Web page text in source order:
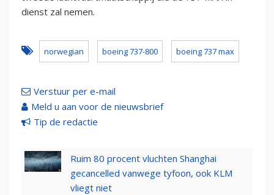
dienst zal nemen.
norwegian boeing 737-800 boeing 737 max
Verstuur per e-mail
Meld u aan voor de nieuwsbrief
Tip de redactie
Ruim 80 procent vluchten Shanghai
gecancelled vanwege tyfoon, ook KLM
vliegt niet